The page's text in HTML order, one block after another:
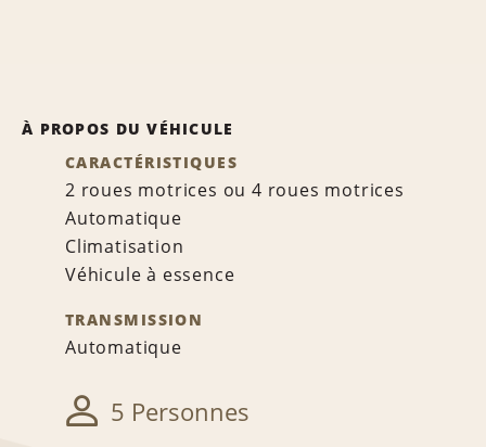
À PROPOS DU VÉHICULE
CARACTÉRISTIQUES
2 roues motrices ou 4 roues motrices
Automatique
Climatisation
Véhicule à essence
TRANSMISSION
Automatique
5 Personnes